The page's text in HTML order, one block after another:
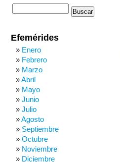
Efemérides
Enero
Febrero
Marzo
Abril
Mayo
Junio
Julio
Agosto
Septiembre
Octubre
Noviembre
Diciembre